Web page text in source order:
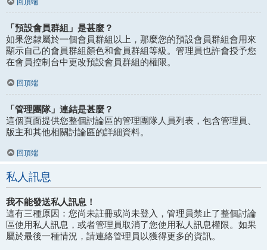
「預設會員群組」是甚麼？
如果您隸屬於一個會員群組以上，那麼您的預設會員群組會用來
顯示自己的會員群組顏色和會員群組等級。管理員也許會授予您
在會員控制台中更改預設會員群組的權限。
回頂端
「管理團隊」連結是甚麼？
這個頁面提供您整個討論區的管理團隊人員列表，包含管理員、
版主和其他相關討論區的詳細資料。
回頂端
私人訊息
我不能發送私人訊息！
這有三種原因：您尚未註冊或尚未登入，管理員禁止了整個討論
區使用私人訊息，或者管理員取消了您使用私人訊息權限。如果
屬於最後一種情況，請連絡管理員以獲得更多的資訊。